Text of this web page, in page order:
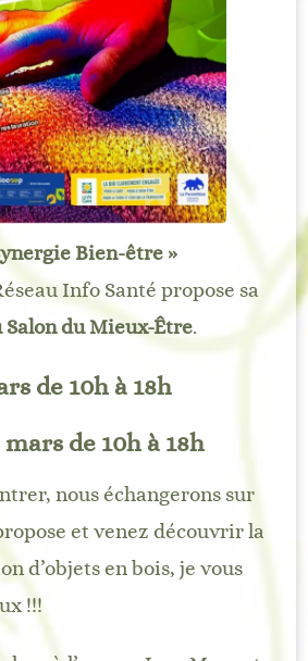
Bien-être »
Info Santé propose sa
du Mieux-Être.
de 10h à 18h
de 10h à 18h
nous échangerons sur
et venez découvrir la
d’objets en bois, je vous
!!!